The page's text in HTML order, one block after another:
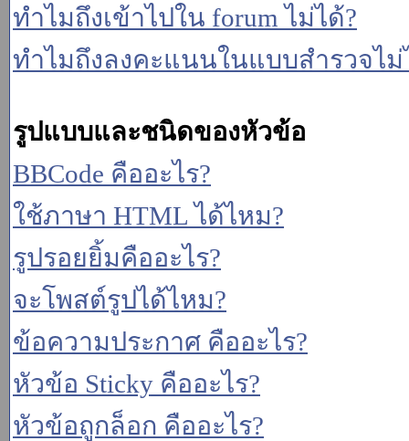
ทำไมถึงเข้าไปใน forum ไม่ได้?
ทำไมถึงลงคะแนนในแบบสำรวจไม่
รูปแบบและชนิดของหัวข้อ
BBCode คืออะไร?
ใช้ภาษา HTML ได้ไหม?
รูปรอยยิ้มคืออะไร?
จะโพสต์รูปได้ไหม?
ข้อความประกาศ คืออะไร?
หัวข้อ Sticky คืออะไร?
หัวข้อถูกล็อก คืออะไร?